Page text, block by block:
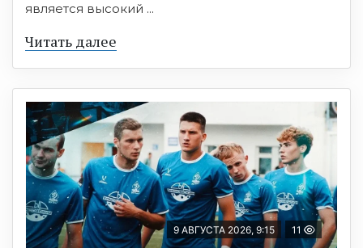
является высокий ...
Читать далее
9 АВГУСТА 2026, 9:15 11